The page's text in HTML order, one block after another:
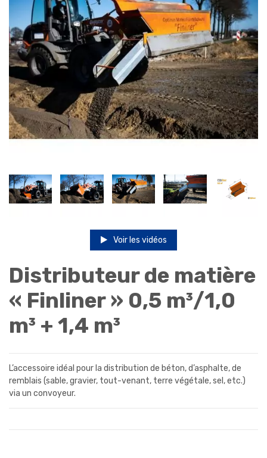
Voir les vidéos
Distributeur de matière
« Finliner » 0,5 m³/1,0
m³ + 1,4 m³
L’accessoire idéal pour la distribution de béton, d’asphalte, de
remblais (sable, gravier, tout-venant, terre végétale, sel, etc.)
via un convoyeur.